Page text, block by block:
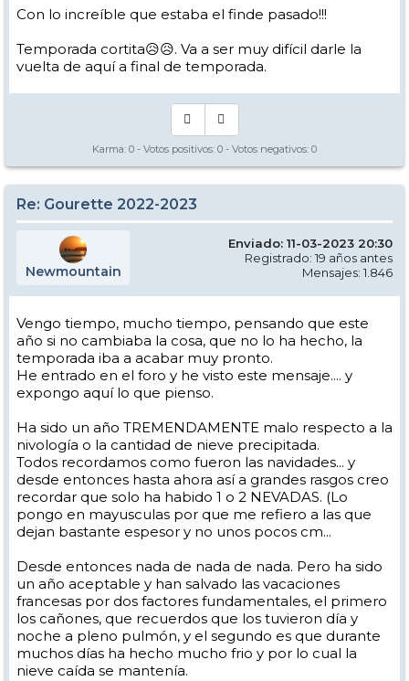
Con lo increíble que estaba el finde pasado!!!
Temporada cortita😥😥. Va a ser muy difícil darle la
vuelta de aquí a final de temporada.
Karma: 0 - Votos positivos: 0 - Votos negativos: 0
Re: Gourette 2022-2023
Newmountain
Enviado: 11-03-2023 20:30
Registrado: 19 años antes
Mensajes: 1.846
Vengo tiempo, mucho tiempo, pensando que este
año si no cambiaba la cosa, que no lo ha hecho, la
temporada iba a acabar muy pronto.
He entrado en el foro y he visto este mensaje.... y
expongo aquí lo que pienso.
Ha sido un año TREMENDAMENTE malo respecto a la
nivología o la cantidad de nieve precipitada.
Todos recordamos como fueron las navidades... y
desde entonces hasta ahora así a grandes rasgos creo
recordar que solo ha habido 1 o 2 NEVADAS. (Lo
pongo en mayusculas por que me refiero a las que
dejan bastante espesor y no unos pocos cm...
Desde entonces nada de nada de nada. Pero ha sido
un año aceptable y han salvado las vacaciones
francesas por dos factores fundamentales, el primero
los cañones, que recuerdos que los tuvieron día y
noche a pleno pulmón, y el segundo es que durante
muchos días ha hecho mucho frio y por lo cual la
nieve caída se mantenía.